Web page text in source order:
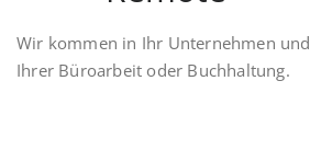
Wir kommen in Ihr Unternehmen
Ihrer Büroarbeit oder Buchhaltung.